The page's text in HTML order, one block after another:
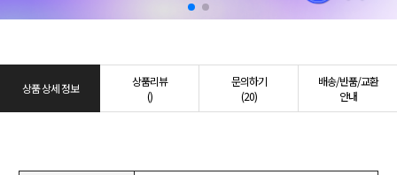
상품 상세 정보
상품리뷰
()
문의하기
(20)
배송/반품/교환
안내